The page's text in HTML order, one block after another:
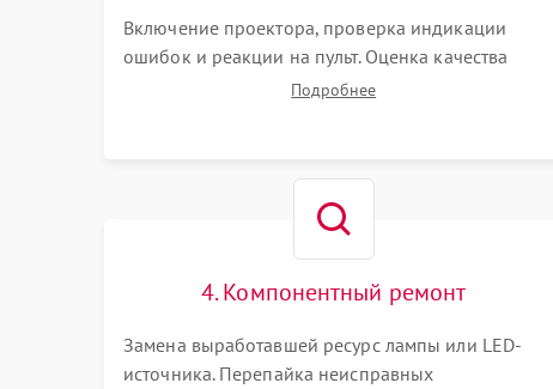
Включение проектора, проверка индикации
ошибок и реакции на пульт. Оценка качества
проекции, яркости лампы, наличия артефактов
Подробнее
4. Компонентный ремонт
Замена выработавшей ресурс лампы или LED-
источника. Перепайка неисправных